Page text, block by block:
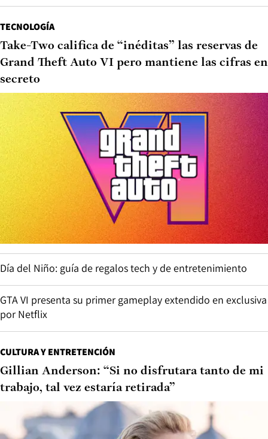
TECNOLOGÍA
Take-Two califica de “inéditas” las reservas de
Grand Theft Auto VI pero mantiene las cifras en
secreto
Día del Niño: guía de regalos tech y de entretenimiento
GTA VI presenta su primer gameplay extendido en exclusiva
por Netflix
CULTURA Y ENTRETENCIÓN
Gillian Anderson: “Si no disfrutara tanto de mi
trabajo, tal vez estaría retirada”